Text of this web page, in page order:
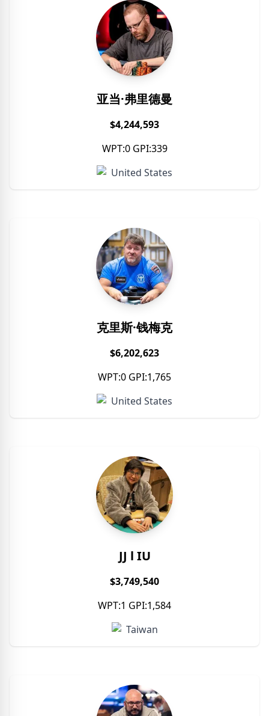
亚当·弗里德曼
$4,244,593
WPT:0 GPI:339
United States
克里斯·钱梅克
$6,202,623
WPT:0 GPI:1,765
United States
JJ l IU
$3,749,540
WPT:1 GPI:1,584
Taiwan